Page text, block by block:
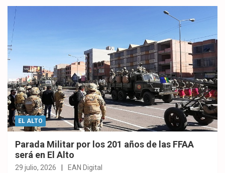
EL ALTO
Parada Militar por los 201 años de las FFAA
será en El Alto
29 julio, 2026 EAN Digital